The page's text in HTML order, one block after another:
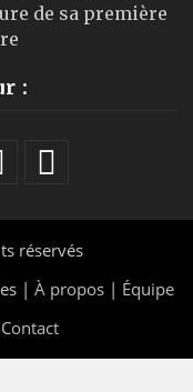
de sa première
:
réservés
| À propos | Équipe
Contact